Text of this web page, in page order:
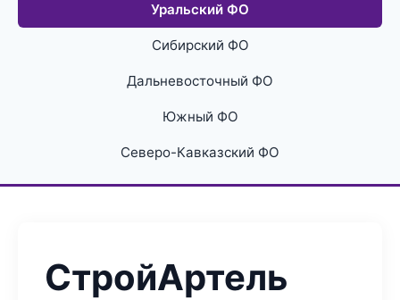
Уральский ФО
Сибирский ФО
Дальневосточный ФО
Южный ФО
Северо-Кавказский ФО
СтройАртель